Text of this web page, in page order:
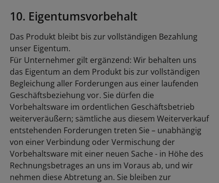
10. Eigentumsvorbehalt
Das Produkt bleibt bis zur vollständigen Bezahlung
unser Eigentum.
Für Unternehmer gilt ergänzend: Wir behalten uns
das Eigentum an dem Produkt bis zur vollständigen
Begleichung aller Forderungen aus einer laufenden
Geschäftsbeziehung vor. Sie dürfen die
Vorbehaltsware im ordentlichen Geschäftsbetrieb
weiterveräußern; sämtliche aus diesem Weiterverkauf
entstehenden Forderungen treten Sie – unabhängig
von einer Verbindung oder Vermischung der
Vorbehaltsware mit einer neuen Sache - in Höhe des
Rechnungsbetrages an uns im Voraus ab, und wir
nehmen diese Abtretung an. Sie bleiben zur